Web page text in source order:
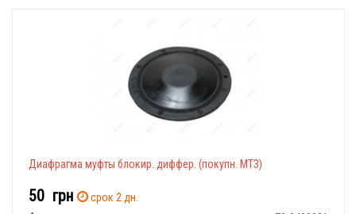
Диафрагма муфты блокир. диффер. (покупн. МТЗ)
50 грн
срок 2 дн.